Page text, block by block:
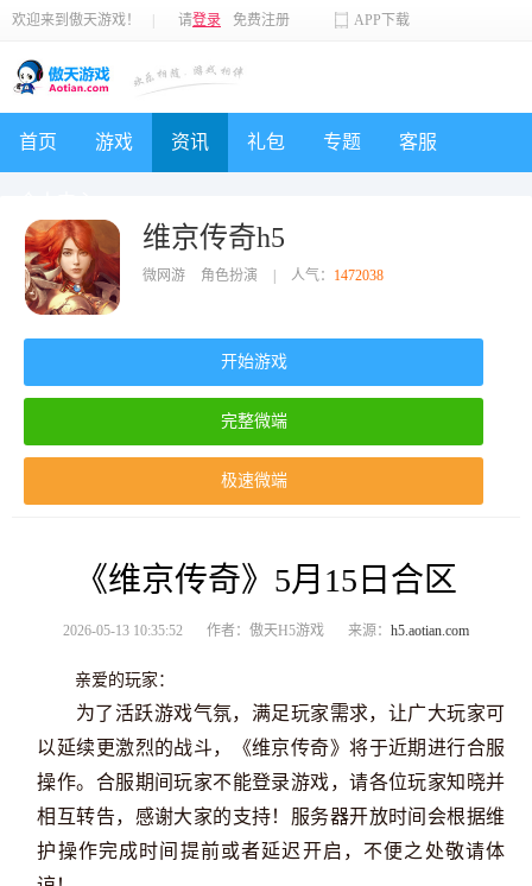
欢迎来到傲天游戏！ 请登录 免费注册 APP下载
首页 游戏 资讯 礼包 专题 客服
维京传奇h5
微网游 角色扮演 人气： 1472038
开始游戏
完整微端
极速微端
《维京传奇》5月15日合区
2026-05-13 10:35:52 作者：傲天H5游戏 来源： h5.aotian.com
亲爱的玩家：
为了活跃游戏气氛，满足玩家需求，让广大玩家可
以延续更激烈的战斗，《维京传奇》将于近期进行合服
操作。合服期间玩家不能登录游戏，请各位玩家知晓并
相互转告，感谢大家的支持！服务器开放时间会根据维
护操作完成时间提前或者延迟开启，不便之处敬请体